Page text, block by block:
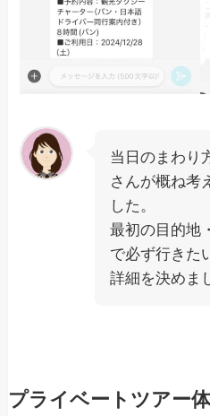
当日のまわり
さんが概ね考
した。
最初の目的地
で必ず行きた
詳細を決めま
プライベートツアー